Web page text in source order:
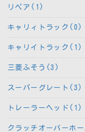
リペア(1)
キャリィトラック(0)
キャリイトラック(1)
三菱ふそう(3)
スーパーグレート(3)
トレーラーヘッド(1)
クラッチオーバーホ